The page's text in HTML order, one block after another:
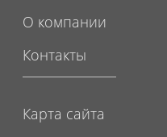
О компании
Контакты
Карта сайта